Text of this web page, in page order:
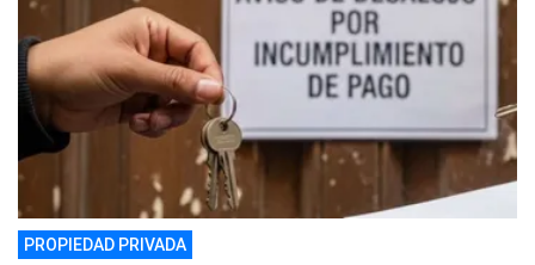
PROPIEDAD PRIVADA